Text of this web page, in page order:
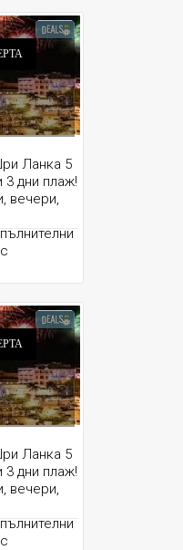
Ланка 5
3 дни плаж!
вечери,
и
Ланка 5
3 дни плаж!
вечери,
и